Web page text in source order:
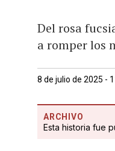
Del rosa
a romper los
8 de julio de 2025 -
ARCHIVO
Esta historia fue